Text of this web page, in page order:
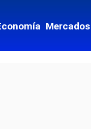
Mercados
Email
Facebook
Twitter
LinkedIn